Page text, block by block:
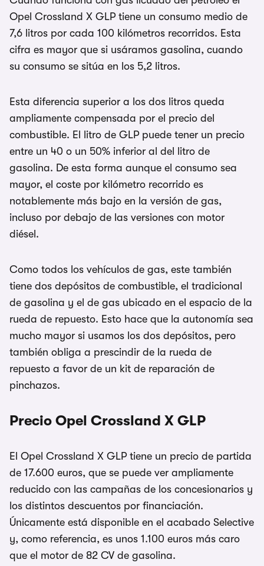
Opel Crossland X GLP tiene un consumo medio de
7,6 litros por cada 100 kilómetros recorridos. Esta
cifra es mayor que si usáramos gasolina, cuando
su consumo se sitúa en los 5,2 litros.
Esta diferencia superior a los dos litros queda
ampliamente compensada por el precio del
combustible. El litro de GLP puede tener un precio
entre un 40 o un 50% inferior al del litro de
gasolina. De esta forma aunque el consumo sea
mayor, el coste por kilómetro recorrido es
notablemente más bajo en la versión de gas,
incluso por debajo de las versiones con motor
diésel.
Como todos los vehículos de gas, este también
tiene dos depósitos de combustible, el tradicional
de gasolina y el de gas ubicado en el espacio de la
rueda de repuesto. Esto hace que la autonomía sea
mucho mayor si usamos los dos depósitos, pero
también obliga a prescindir de la rueda de
repuesto a favor de un kit de reparación de
pinchazos.
Precio Opel Crossland X GLP
El Opel Crossland X GLP tiene un precio de partida
de 17.600 euros, que se puede ver ampliamente
reducido con las campañas de los concesionarios y
los distintos descuentos por financiación.
Únicamente está disponible en el acabado Selective
y, como referencia, es unos 1.100 euros más caro
que el motor de 82 CV de gasolina.